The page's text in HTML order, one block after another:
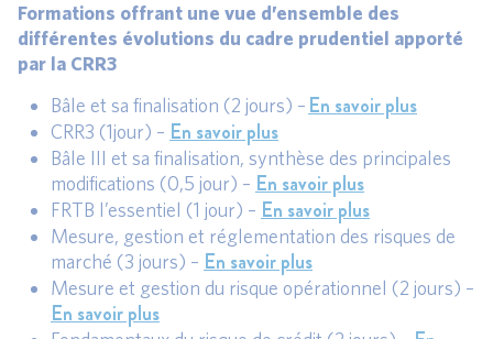
Formations offrant une vue d’ensemble des
différentes évolutions du cadre prudentiel apporté
par la CRR3
Bâle et sa finalisation (2 jours) –En savoir plus
CRR3 (1jour) – En savoir plus
Bâle III et sa finalisation, synthèse des principales
modifications (0,5 jour) – En savoir plus
FRTB l’essentiel (1 jour) – En savoir plus
Mesure, gestion et réglementation des risques de
marché (3 jours) – En savoir plus
Mesure et gestion du risque opérationnel (2 jours) –
En savoir plus